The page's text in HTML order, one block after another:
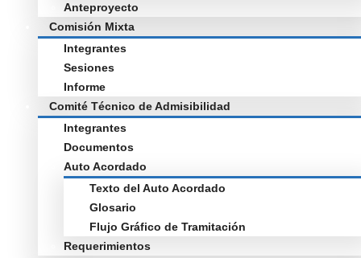
Anteproyecto
Comisión Mixta
Integrantes
Sesiones
Informe
Comité Técnico de Admisibilidad
Integrantes
Documentos
Auto Acordado
Texto del Auto Acordado
Glosario
Flujo Gráfico de Tramitación
Requerimientos